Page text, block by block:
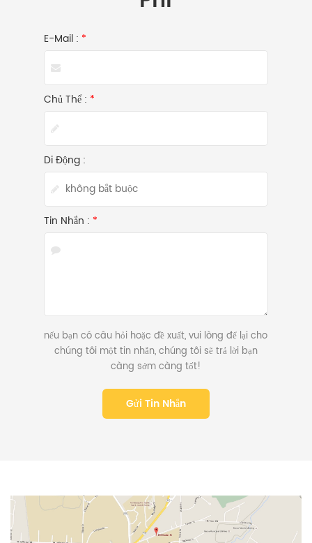
E-Mail : *
Chủ Thể : *
Di Động :
Tin Nhắn : *
nếu bạn có câu hỏi hoặc đề xuất, vui lòng để lại cho
chúng tôi một tin nhắn, chúng tôi sẽ trả lời bạn
càng sớm càng tốt!